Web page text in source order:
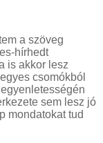
a szöveg
hírhedt
is akkor lesz
csomókból
sem lesz jó
mondatokat tud